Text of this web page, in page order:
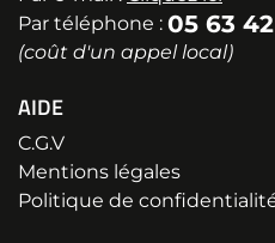
Par téléphone : 05 63
(coût d'un appel local)
AIDE
C.G.V
Mentions légales
Politique de